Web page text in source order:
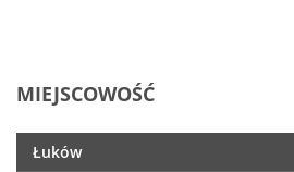
MIEJSCOWOŚĆ
Łuków